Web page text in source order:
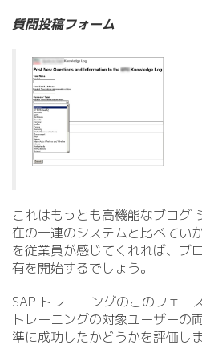
質問投稿フォーム
これはもっとも高機能なブログ
在の一連のシステムと比べてい
を従業員が感じてくれれば、ブ
有を開始するでしょう。
SAP トレーニングのこのフェー
トレーニングの対象ユーザーの
準に成功したかどうかを評価しま